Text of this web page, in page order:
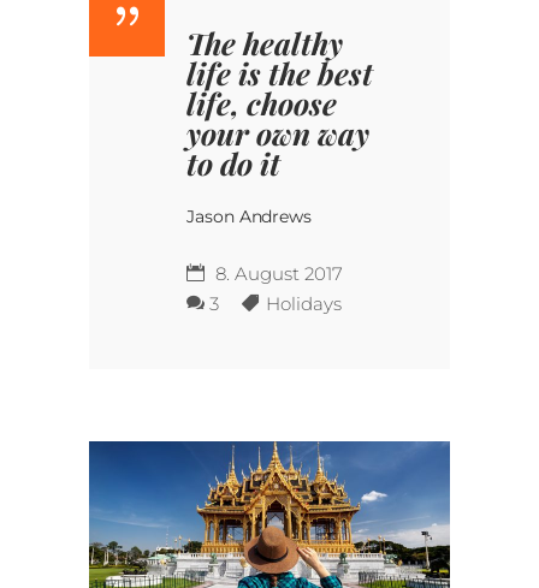
The healthy
life is the best
life, choose
your own way
to do it
Jason Andrews
8. August 2017
3
Holidays